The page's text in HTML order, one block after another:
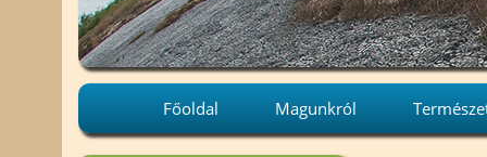
Főoldal Magunkról